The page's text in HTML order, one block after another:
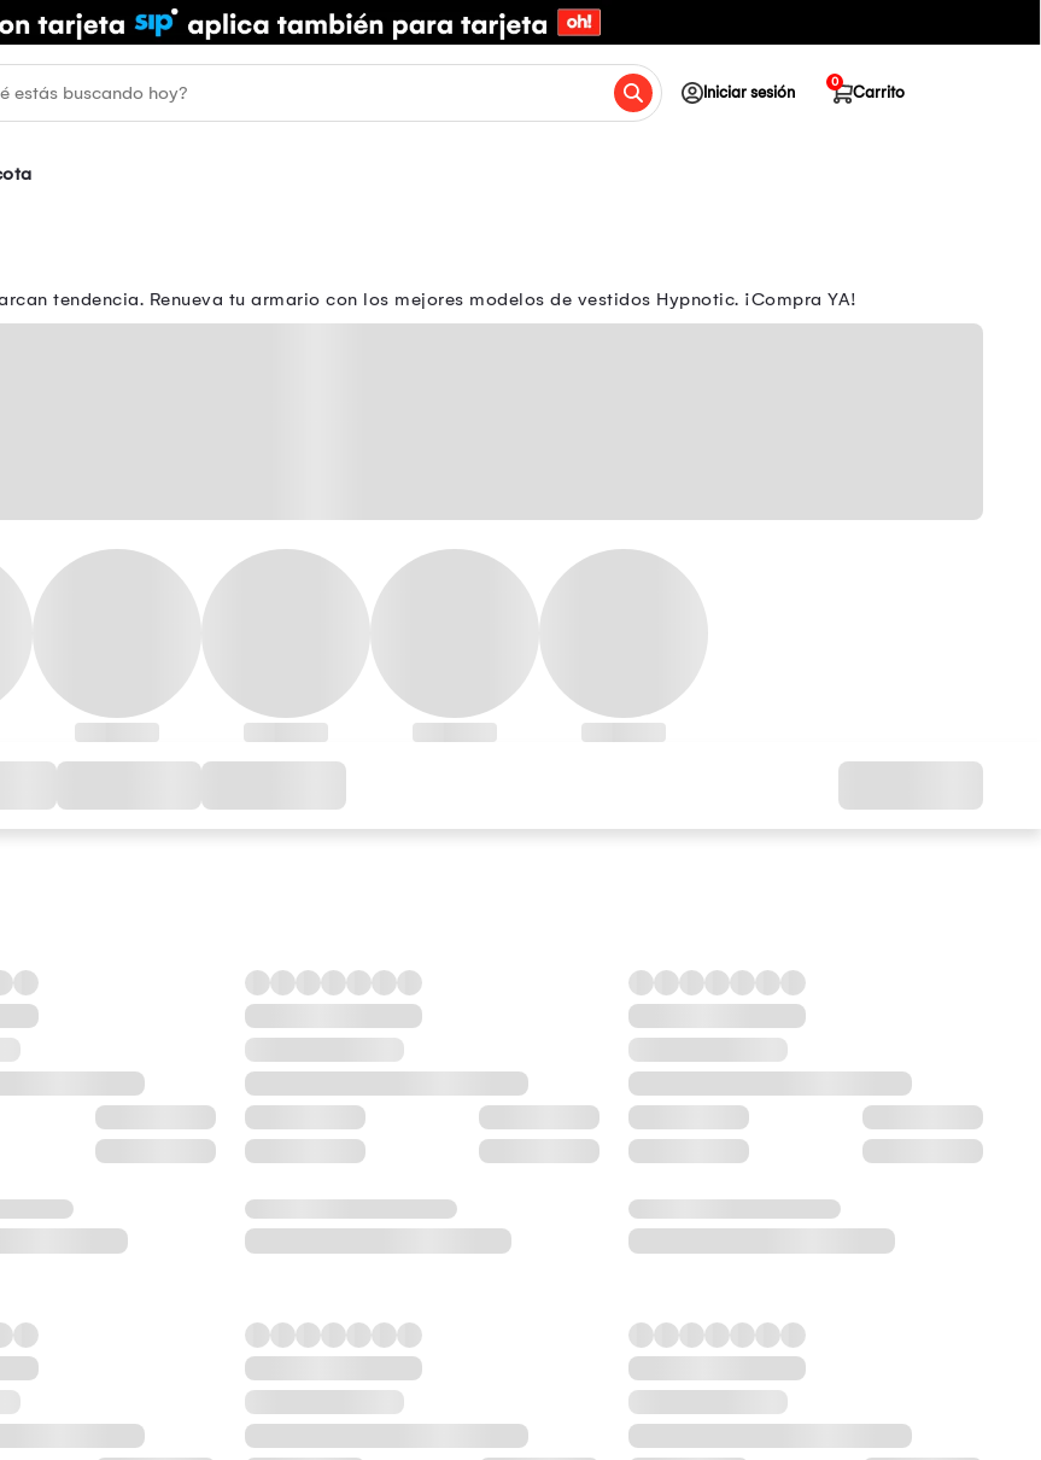
Iniciar sesión Carrito
0
tendencia. Renueva tu armario con los mejores modelos de vestidos Hypnotic. ¡Compra YA!